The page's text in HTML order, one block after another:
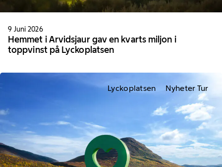
9 Juni 2026
Hemmet i Arvidsjaur gav en kvarts miljon i
toppvinst på Lyckoplatsen
Lyckoplatsen Nyheter Tur